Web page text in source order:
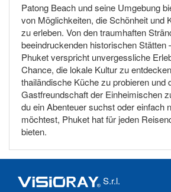
Patong Beach und seine Umgebung
von Möglichkeiten, die Schönheit und
zu erleben. Von den traumhaften
beeindruckenden historischen Stätten
Phuket verspricht unvergessliche
Chance, die lokale Kultur zu
thailändische Küche zu probieren und
Gastfreundschaft der Einheimischen
du ein Abenteuer suchst oder einfach
möchtest, Phuket hat für jeden
bieten.
S.r.l.